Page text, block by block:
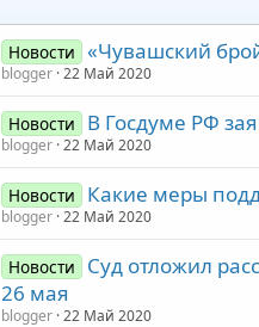
Новости «Чувашский
blogger 22 Май 2020
Новости В Госдуме РФ
blogger 22 Май 2020
Новости Какие меры
blogger 22 Май 2020
Новости
Суд отложил
26 мая
blogger 22 Май 2020